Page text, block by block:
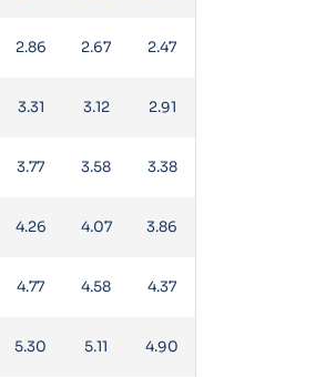
2.86 2.67 2.47
3.31 3.12 2.91
3.77 3.58 3.38
4.26 4.07 3.86
4.77 4.58 4.37
5.30 5.11 4.90